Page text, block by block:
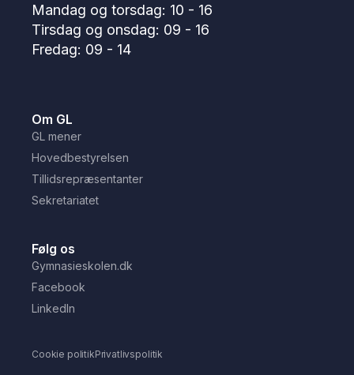
Mandag og torsdag: 10 - 16
Tirsdag og onsdag: 09 - 16
Fredag: 09 - 14
Om GL
GL mener
Hovedbestyrelsen
Tillidsrepræsentanter
Sekretariatet
Følg os
Gymnasieskolen.dk
Facebook
LinkedIn
Cookie politikPrivatlivspolitik